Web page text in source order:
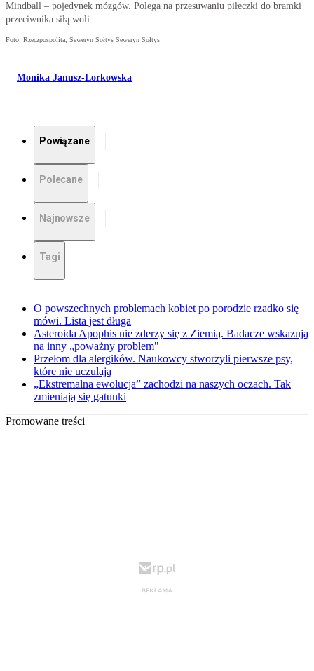
Mindball – pojedynek mózgów. Polega na przesuwaniu piłeczki do bramki
przeciwnika siłą woli
Foto: Rzeczpospolita, Seweryn Sołtys Seweryn Sołtys
Monika Janusz-Lorkowska
Powiązane
Polecane
Najnowsze
Tagi
O powszechnych problemach kobiet po porodzie rzadko się
mówi. Lista jest długa
Asteroida Apophis nie zderzy się z Ziemią. Badacze wskazują
na inny „poważny problem"
Przełom dla alergików. Naukowcy stworzyli pierwsze psy,
które nie uczulają
„Ekstremalna ewolucja” zachodzi na naszych oczach. Tak
zmieniają się gatunki
Promowane treści